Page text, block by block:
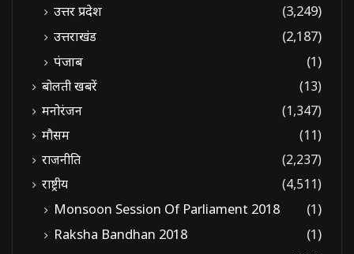
उत्तर प्रदेश
(3,249)
उत्तराखंड
(2,187)
पंजाब
(1)
बोलती खबरें
(13)
मनोरंजन
(1,347)
मौसम
(11)
राजनीति
(2,237)
राष्ट्रीय
(4,511)
Monsoon Session Of Parliament 2018
(1)
Raksha Bandhan 2018
(1)